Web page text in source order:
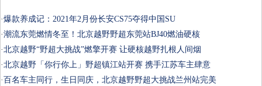
·爆款养成记：2021年2月份长安CS75夺得中国SU
·潮流东莞燃情冬至！北京越野野超东莞站BJ40燃油硬核
·北京越野“野超大挑战”燃擎开赛 让硬核越野扎根人间烟
·北京越野「你行你上」野超镇江站开赛 携手江苏车主肆意
·百名车主同行，生日同庆，北京越野野超大挑战兰州站完美